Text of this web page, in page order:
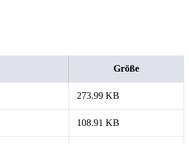
Größe
273.99 KB
108.91 KB